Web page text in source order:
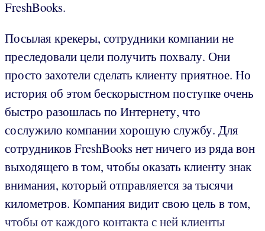
FreshBooks.
Посылая крекеры, сотрудники компании не
преследовали цели получить похвалу. Они
просто захотели сделать клиенту приятное. Но
история об этом бескорыстном поступке очень
быстро разошлась по Интернету, что
сослужило компании хорошую службу. Для
сотрудников FreshBooks нет ничего из ряда вон
выходящего в том, чтобы оказать клиенту знак
внимания, который отправляется за тысячи
километров. Компания видит свою цель в том,
чтобы от каждого контакта с ней клиенты